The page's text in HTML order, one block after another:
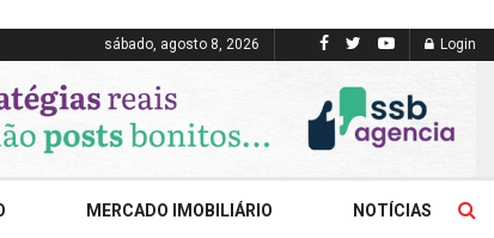
sábado, agosto 8, 2026 Login
MERCADO IMOBILIÁRIO NOTÍCIAS